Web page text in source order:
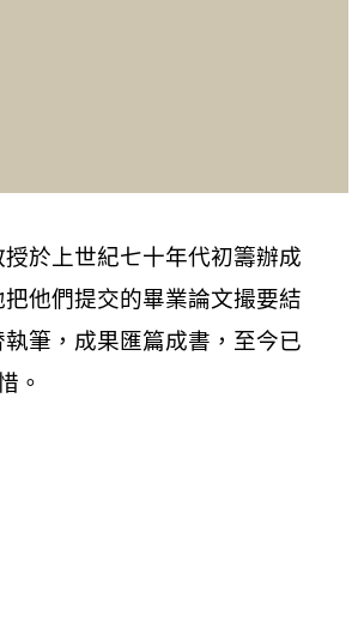
於上世紀七十年代初籌辦成
他們提交的畢業論文撮要結
筆，成果匯篇成書，至今已
。